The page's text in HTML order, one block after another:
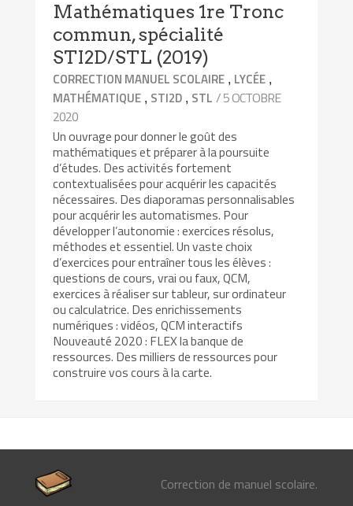
Mathématiques 1re Tronc
commun, spécialité
STI2D/STL (2019)
CORRECTION MANUEL SCOLAIRE , LYCÉE ,
MATHÉMATIQUE , STI2D , STL / 5 OCTOBRE
2020
Un ouvrage pour donner le goût des
mathématiques et préparer à la poursuite
d’études. Des activités fortement
contextualisées pour acquérir les capacités
nécessaires. Des diaporamas personnalisables
pour acquérir les automatismes. Pour
développer l’autonomie : exercices résolus,
méthodes et essentiel. Un vaste choix
d’exercices pour entraîner tous les élèves :
questions de cours, vrai ou faux, QCM,
exercices à réaliser sur tableur, sur ordinateur
ou calculatrice. Des enrichissements
numériques : vidéos, QCM interactifs
Nouveauté 2020 : FLEX la banque de
ressources. Des milliers de ressources pour
construire vos cours à la carte.
Correction de manuel scolaire.